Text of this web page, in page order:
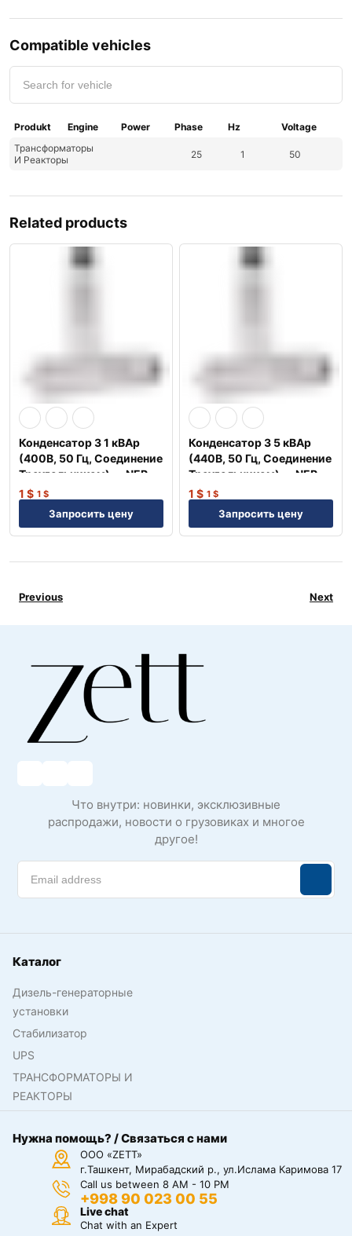
Compatible vehicles
Produkt Engine Power Phase Hz
Voltage
Трансформаторы
И Реакторы
25 1 50
Related products
Конденсатор 3 1 кВАр
(400В, 50 Гц, Соединение
Треугольником) — NEP
1 $ 1 $
Запросить цену
Конденсатор 3 5 кВАр
(440В, 50 Гц, Соединение
Треугольником) — NEP
1 $ 1 $
Запросить цену
Previous Next
Что внутри: новинки, эксклюзивные
распродажи, новости о грузовиках и многое
другое!
Каталог
Дизель-генераторные
установки
Стабилизатор
UPS
ТРАНСФОРМАТОРЫ И
РЕАКТОРЫ
Нужна помощь? / Связаться с нами
ООО «ZETT»
г.Ташкент, Мирабадский р., ул.Ислама Каримова 17
Call us between 8 AM - 10 PM
+998 90 023 00 55
Live chat
Chat with an Expert